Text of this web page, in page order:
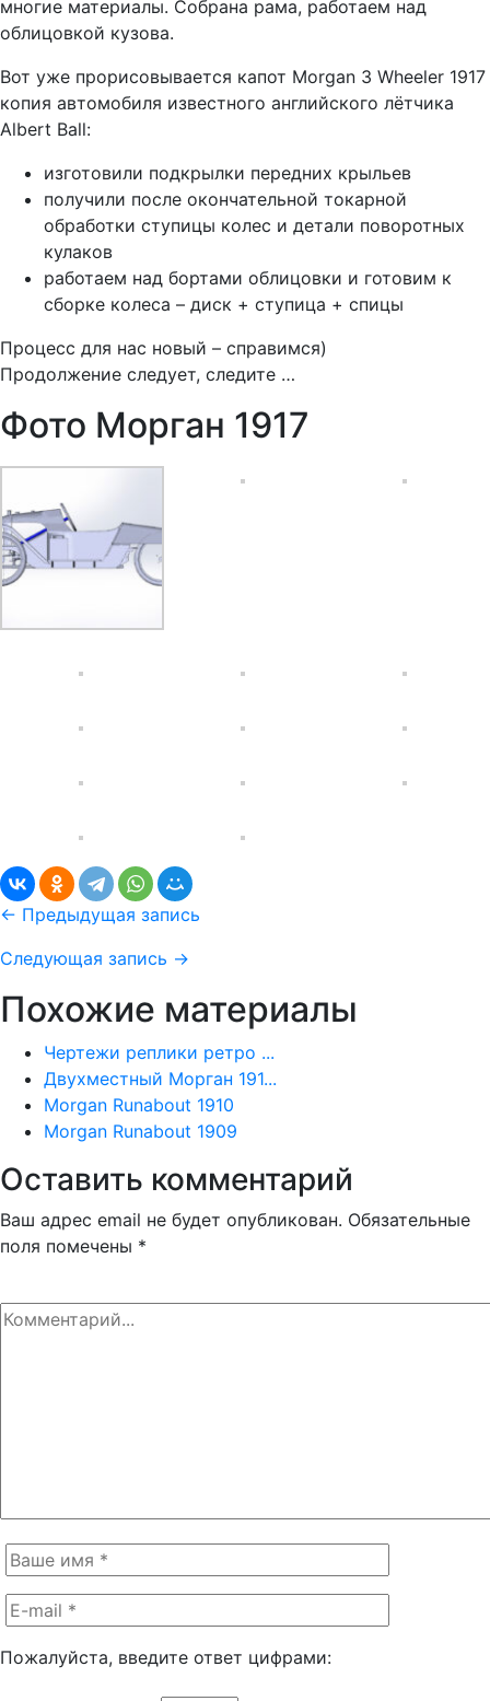
многие материалы. Собрана рама, работаем над
облицовкой кузова.
Вот уже прорисовывается капот Morgan 3 Wheeler 1917
копия автомобиля известного английского лётчика
Albert Ball:
изготовили подкрылки передних крыльев
получили после окончательной токарной
обработки ступицы колес и детали поворотных
кулаков
работаем над бортами облицовки и готовим к
сборке колеса – диск + ступица + спицы
Процесс для нас новый – справимся)
Продолжение следует, следите …
Фото Морган 1917
← Предыдущая запись
Следующая запись →
Похожие материалы
Чертежи реплики ретро ...
Двухместный Морган 191...
Morgan Runabout 1910
Morgan Runabout 1909
Оставить комментарий
Ваш адрес email не будет опубликован. Обязательные
поля помечены *
Пожалуйста, введите ответ цифрами: